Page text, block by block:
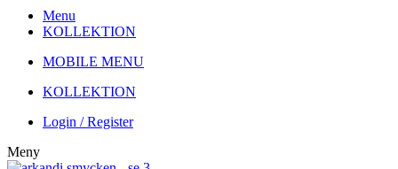
Menu
KOLLEKTION
MOBILE MENU
KOLLEKTION
Login / Register
Meny